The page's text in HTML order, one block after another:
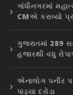
ગાંધીનગરમાં
CMએ કરાવ્યો
ગુજરાતમાં 289
હજારથી વધુ
એનાલોગ પનીર
પાડ્યા દરોડા